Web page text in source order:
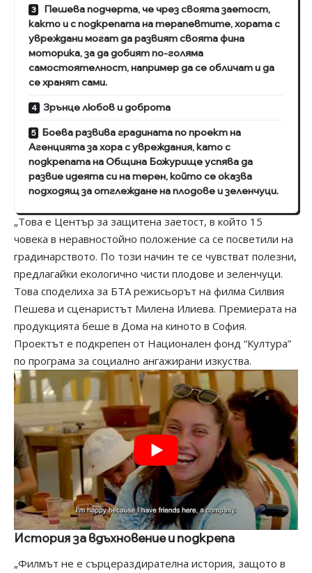
Пешева подчерта, че чрез своята заетост,
както и с подкрепата на терапевтите, хората с
увреждани могат да развият своята фина
моторика, за да добият по-голяма
самостоятелност, например да се обличат и да
се хранят сами.
Зрънце любов и доброта
Боева развива градината по проект на
Агенцията за хора с увреждания, като с
подкрепата на Община Божурище успява да
развие идеята си на терен, който се оказва
подходящ за отглеждане на плодове и зеленчуци.
„Това е Център за защитена заетост, в който 15
човека в неравностойно положение са се посветили на
градинарството. По този начин те се чувстват полезни,
предлагайки екологично чисти плодове и зеленчуци.
Това споделиха за БТА режисьорът на филма Силвия
Пешева и сценаристът Милена Илиева. Премиерата на
продукцията беше в Дома на киното в София.
Проектът е подкрепен от Национален фонд “Култура”
по програма за социално ангажирани изкуства.
История за вдъхновение и подкрепа
„Филмът не е сърцераздирателна история, защото в